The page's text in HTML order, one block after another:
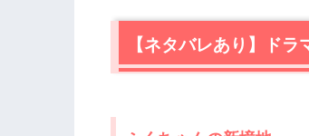
【ネタバレあり】ド